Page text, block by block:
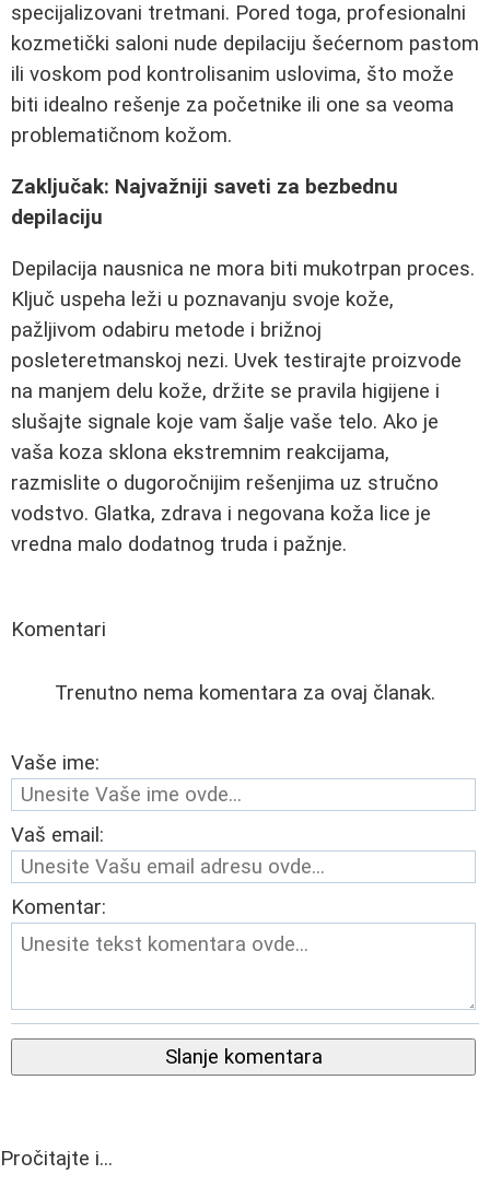
specijalizovani tretmani. Pored toga, profesionalni
kozmetički saloni nude depilaciju šećernom pastom
ili voskom pod kontrolisanim uslovima, što može
biti idealno rešenje za početnike ili one sa veoma
problematičnom kožom.
Zaključak: Najvažniji saveti za bezbednu
depilaciju
Depilacija nausnica ne mora biti mukotrpan proces.
Ključ uspeha leži u poznavanju svoje kože,
pažljivom odabiru metode i brižnoj
posleteretmanskoj nezi. Uvek testirajte proizvode
na manjem delu kože, držite se pravila higijene i
slušajte signale koje vam šalje vaše telo. Ako je
vaša koza sklona ekstremnim reakcijama,
razmislite o dugoročnijim rešenjima uz stručno
vodstvo. Glatka, zdrava i negovana koža lice je
vredna malo dodatnog truda i pažnje.
Komentari
Trenutno nema komentara za ovaj članak.
Vaše ime:
Vaš email:
Komentar:
Slanje komentara
Pročitajte i...